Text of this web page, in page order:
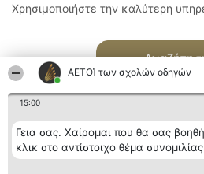
ΑΕΤΟΊ των σχολών οδηγών
15:00
Γεια σας. Χαίρομαι που θα σας
κλικ στο αντίστοιχο θέμα
Χρησιμοποιήστε την καλύτερη